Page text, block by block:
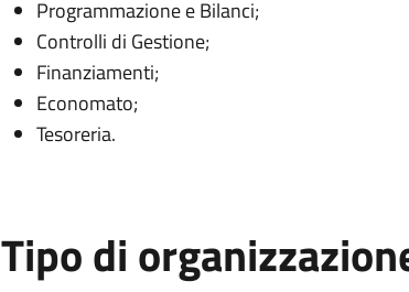
Programmazione e Bilanci;
Controlli di Gestione;
Finanziamenti;
Economato;
Tesoreria.
Tipo di